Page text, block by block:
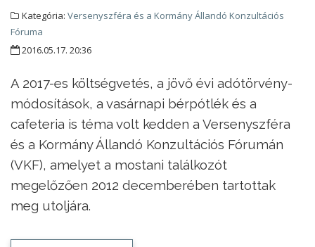
Kategória: Versenyszféra és a Kormány Állandó Konzultációs
Fóruma
2016.05.17. 20:36
A 2017-es költségvetés, a jövő évi adótörvény-
módosítások, a vasárnapi bérpótlék és a
cafeteria is téma volt kedden a Versenyszféra
és a Kormány Állandó Konzultációs Fórumán
(VKF), amelyet a mostani találkozót
megelőzően 2012 decemberében tartottak
meg utoljára.